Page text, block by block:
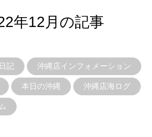
年12月の記事
記 沖縄店インフォメーション
本日の沖縄 沖縄店海ログ